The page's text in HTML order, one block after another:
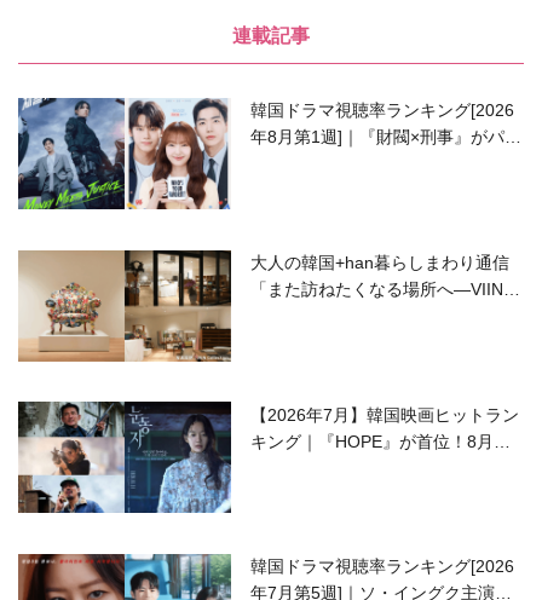
連載記事
韓国ドラマ視聴率ランキング[2026
年8月第1週]｜『財閥×刑事』がパワ
大人の韓国+han暮らしまわり通信
「また訪ねたくなる場所へ―VIIN C
【2026年7月】韓国映画ヒットラン
キング｜『HOPE』が首位！8月公
韓国ドラマ視聴率ランキング[2026
年7月第5週]｜ソ・イングク主演の